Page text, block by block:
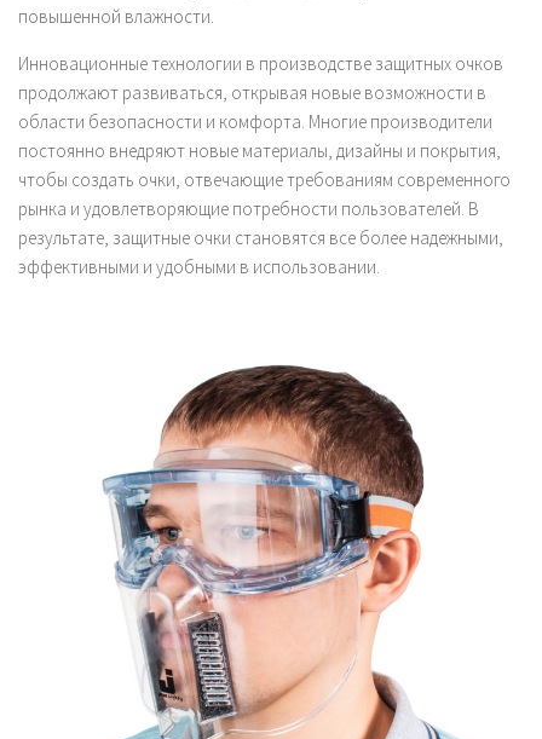
повышенной влажности.
Инновационные технологии в производстве защитных очков
продолжают развиваться, открывая новые возможности в
области безопасности и комфорта. Многие производители
постоянно внедряют новые материалы, дизайны и покрытия,
чтобы создать очки, отвечающие требованиям современного
рынка и удовлетворяющие потребности пользователей. В
результате, защитные очки становятся все более надежными,
эффективными и удобными в использовании.